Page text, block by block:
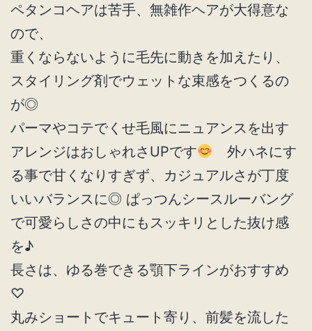
ペタンコヘアは苦手、無雑作ヘアが大得意な
ので、
重くならないように毛先に動きを加えたり、
スタイリング剤でウェットな束感をつくるの
が◎
パーマやコテでくせ毛風にニュアンスを出す
アレンジはおしゃれさUPです
外ハネにす
る事で甘くなりすぎず、カジュアルさが丁度
いいバランスに◎ ぱっつんシースルーバング
で可愛らしさの中にもスッキリとした抜け感
を♪
長さは、ゆる巻できる顎下ラインがおすすめ
♡
丸みショートでキュート寄り、前髪を流した